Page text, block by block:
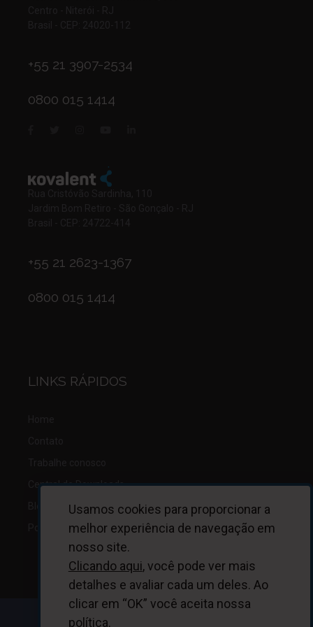
+55 21 3907-2534
0800 015 1414
+55 21 2623-1367
0800 015 1414
LINKS RÁPIDOS
Central de Downloads
Política de Privacidade
Usamos cookies para proporcionar a
melhor experiência de navegação em
nosso site.
Clicando aqui, você pode ver mais
detalhes e avaliar cada um deles. Ao
clicar em “OK” você aceita nossa
política.